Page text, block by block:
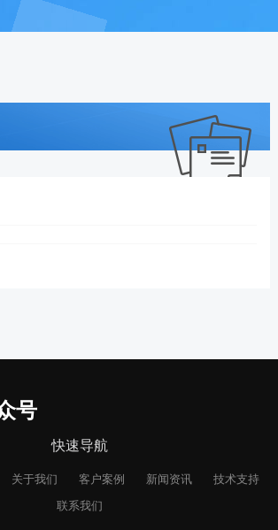
号
快速导航
关于我们 客户案例 新闻资讯
技术支持
联系我们